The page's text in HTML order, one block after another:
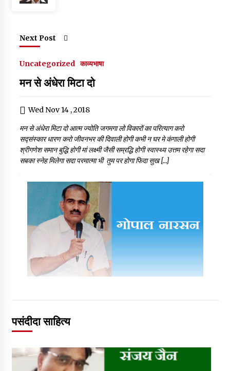
k
Next Post
Uncategorized काव्यभाषा
मन से अंधेरा मिटा दो
Wed Nov 14 , 2018
मन से अंधेरा मिटा दो आत्म ज्योति जगमगा लो विकारों का परित्याग करो
सद्संस्कार धारण करो जीवनभर की दिवाली होगी कभी न घर मे कंगाली होगी
श्रीगणेश समान बुद्धि होगी मां लक्ष्मी जैसी सम्रद्धि होगी स्वास्थ्य उत्तम रहेगा सदा
सबका स्नेह मिलेगा सदा परमात्मा भी तुम पर होगा फिदा सुख […]
पसंदीदा साहित्य